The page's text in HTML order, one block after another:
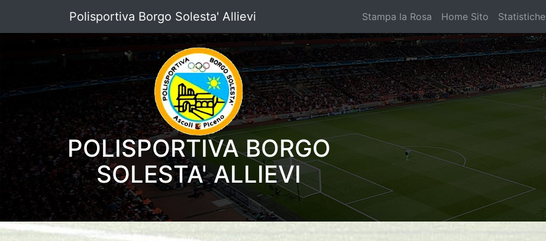
Polisportiva Borgo Solesta' Allievi Stampa la Rosa Home Sito Statistiche
POLISPORTIVA BORGO
SOLESTA' ALLIEVI